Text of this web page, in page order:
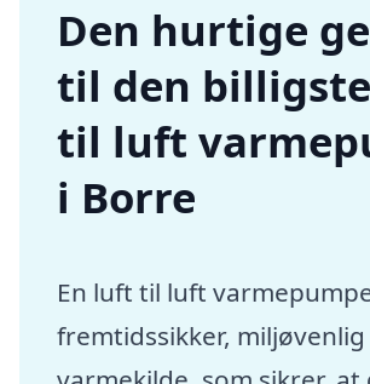
Den hurtige
til den
til luft
i Borre
En luft til luft
fremtidssikker, miljøvenlig